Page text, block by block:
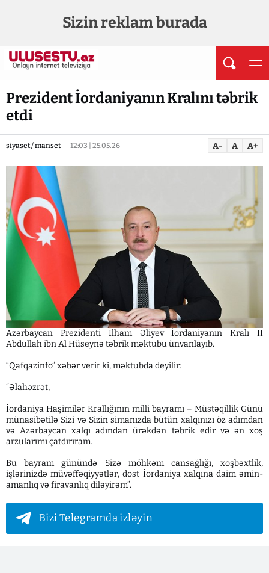
Sizin reklam burada
Prezident İordaniyanın Kralını təbrik
etdi
siyaset / manset 12:03 | 25.05.26 A- A A+
Azərbaycan Prezidenti İlham Əliyev İordaniyanın Kralı II
Abdullah ibn Al Hüseynə təbrik məktubu ünvanlayıb.
“Qafqazinfo” xəbər verir ki, məktubda deyilir:
“Əlahəzrət,
İordaniya Haşimilər Krallığının milli bayramı – Müstəqillik Günü
münasibətilə Sizi və Sizin simanızda bütün xalqınızı öz adımdan
və Azərbaycan xalqı adından ürəkdən təbrik edir və ən xoş
arzularımı çatdırıram.
Bu bayram günündə Sizə möhkəm cansağlığı, xoşbəxtlik,
işlərinizdə müvəffəqiyyətlər, dost İordaniya xalqına daim əmin-
amanlıq və firavanlıq diləyirəm”.
Bizi Telegramda izləyin